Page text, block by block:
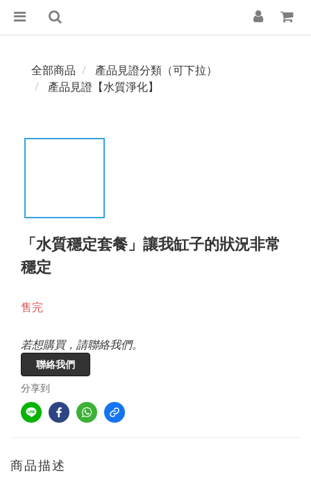
全部商品
產品見證分類（可下拉）
產品見證【水質淨化】
「水質穩定套餐」讓我缸子的狀況非常
穩定
售完
若想購買，請聯絡我們。
聯絡我們
分享到
商品描述